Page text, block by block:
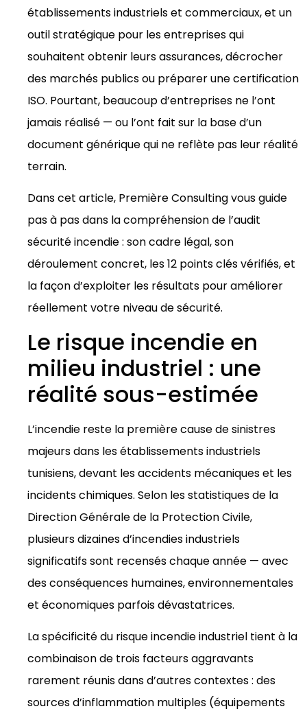
établissements industriels et commerciaux, et un
outil stratégique pour les entreprises qui
souhaitent obtenir leurs assurances, décrocher
des marchés publics ou préparer une certification
ISO. Pourtant, beaucoup d’entreprises ne l’ont
jamais réalisé — ou l’ont fait sur la base d’un
document générique qui ne reflète pas leur réalité
terrain.
Dans cet article, Première Consulting vous guide
pas à pas dans la compréhension de l’audit
sécurité incendie : son cadre légal, son
déroulement concret, les 12 points clés vérifiés, et
la façon d’exploiter les résultats pour améliorer
réellement votre niveau de sécurité.
Le risque incendie en
milieu industriel : une
réalité sous-estimée
L’incendie reste la première cause de sinistres
majeurs dans les établissements industriels
tunisiens, devant les accidents mécaniques et les
incidents chimiques. Selon les statistiques de la
Direction Générale de la Protection Civile,
plusieurs dizaines d’incendies industriels
significatifs sont recensés chaque année — avec
des conséquences humaines, environnementales
et économiques parfois dévastatrices.
La spécificité du risque incendie industriel tient à la
combinaison de trois facteurs aggravants
rarement réunis dans d’autres contextes : des
sources d’inflammation multiples (équipements